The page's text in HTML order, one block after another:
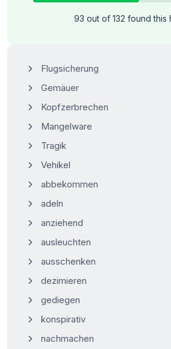
93 out of 132 found this
Flugsicherung
Gemäuer
Kopfzerbrechen
Mangelware
Tragik
Vehikel
abbekommen
adeln
anziehend
ausleuchten
ausschenken
dezimieren
gediegen
konspirativ
nachmachen